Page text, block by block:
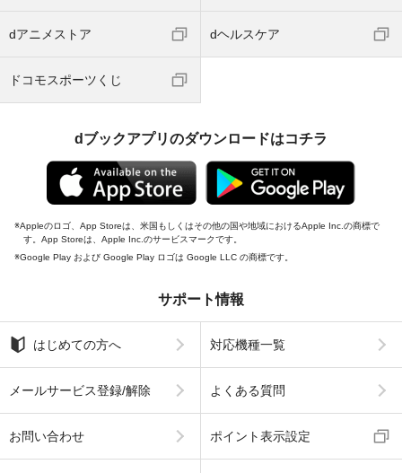
dアニメストア dヘルスケア
ドコモスポーツくじ
dブックアプリのダウンロードはコチラ
Appleのロゴ、App Storeは、米国もしくはその他の国や地域におけるApple Inc.の商標で
す。App Storeは、Apple Inc.のサービスマークです。
Google Play および Google Play ロゴは Google LLC の商標です。
サポート情報
はじめての方へ 対応機種一覧
メールサービス登録/解除 よくある質問
お問い合わせ ポイント表示設定